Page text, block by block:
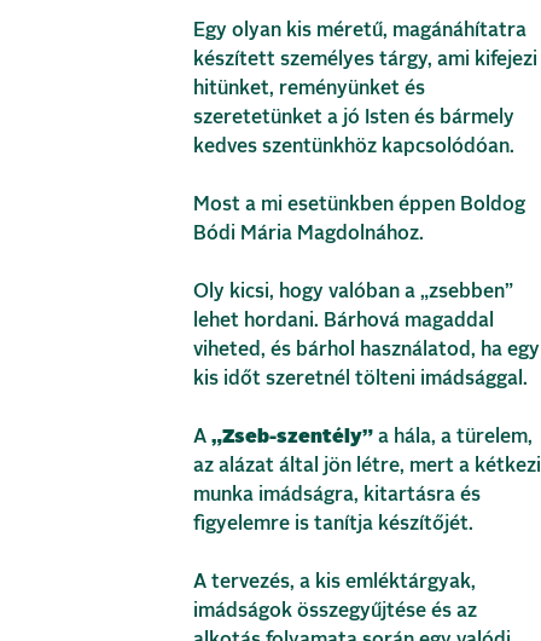
Egy olyan kis méretű, magánáhítatra
készített személyes tárgy, ami kifejezi
hitünket, reményünket és
szeretetünket a jó Isten és bármely
kedves szentünkhöz kapcsolódóan.
Most a mi esetünkben éppen Boldog
Bódi Mária Magdolnához.
Oly kicsi, hogy valóban a „zsebben”
lehet hordani. Bárhová magaddal
viheted, és bárhol használatod, ha egy
kis időt szeretnél tölteni imádsággal.
A „Zseb-szentély” a hála, a türelem,
az alázat által jön létre, mert a kétkezi
munka imádságra, kitartásra és
figyelemre is tanítja készítőjét.
A tervezés, a kis emléktárgyak,
imádságok összegyűjtése és az